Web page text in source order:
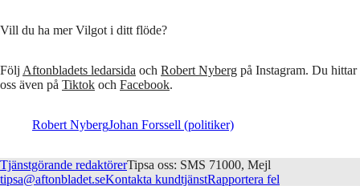
Vill du ha mer Vilgot i ditt flöde?
Följ Aftonbladets ledarsida och Robert Nyberg på Instagram. Du hittar
oss även på Tiktok och Facebook.
Robert NybergJohan Forssell (politiker)
Tjänstgörande redaktörerTipsa oss: SMS 71000, Mejl
tipsa@aftonbladet.seKontakta kundtjänstRapportera fel